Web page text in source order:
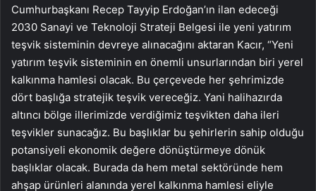
Cumhurbaşkanı Recep Tayyip Erdoğan’ın ilan edeceği
2030 Sanayi ve Teknoloji Strateji Belgesi ile yeni yatırım
teşvik sisteminin devreye alınacağını aktaran Kacır, “Yeni
yatırım teşvik sisteminin en önemli unsurlarından biri yerel
kalkınma hamlesi olacak. Bu çerçevede her şehrimizde
dört başlığa stratejik teşvik vereceğiz. Yani halihazırda
altıncı bölge illerimizde verdiğimiz teşvikten daha ileri
teşvikler sunacağız. Bu başlıklar bu şehirlerin sahip olduğu
potansiyeli ekonomik değere dönüştürmeye dönük
başlıklar olacak. Burada da hem metal sektöründe hem
ahşap ürünleri alanında yerel kalkınma hamlesi eliyle